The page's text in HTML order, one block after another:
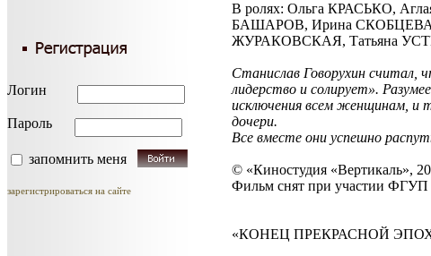
Логин
Пароль
запомнить меня
зарегистрироваться на сайте
В ролях: Ольга КРАСЬКО,
БАШАРОВ, Ирина
ЖУРАКОВСКАЯ, Татьяна
Станислав Говорухин считал,
лидерство и солирует».
исключения всем женщинам, и
дочери.
Все вместе они успешно
© «Киностудия «Вертикаль»,
Фильм снят при участии
«КОНЕЦ ПРЕКРАСНОЙ